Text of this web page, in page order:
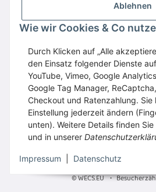
Ablehnen
Wie wir Cookies & Co
Durch Klicken auf „Alle
den Einsatz folgender Dienste
YouTube, Vimeo, Google
Google Tag Manager,
Checkout und Ratenzahlung. Sie
Einstellung jederzeit ändern
unten). Weitere Details finden
und in unserer
Impressum Datenschutz
Domains ,
GESETZLICHE
Vertrag
* Alle Preise inkl. gesetzlicher
© WECS.EU •